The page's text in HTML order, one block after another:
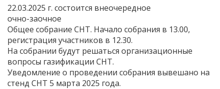
22.03.2025 г. состоится внеочередное
очно-заочное
Общее собрание СНТ. Начало собрания в 13.00,
регистрация участников в 12.30.
На собрании будут решаться организационные
вопросы газификации СНТ.
Уведомление о проведении собрания вывешано на
стенд СНТ 5 марта 2025 года.